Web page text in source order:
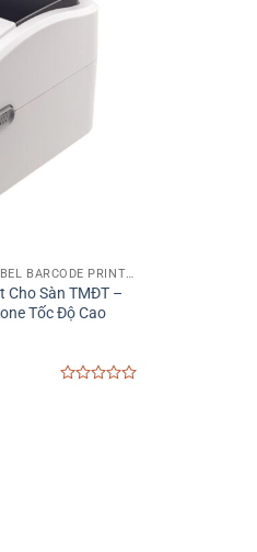
MÁY IN TEM NHÃN MÃ VẠCH | LABEL BARCODE PRINTER
Cho Sàn TMĐT –
Tốc Độ Cao